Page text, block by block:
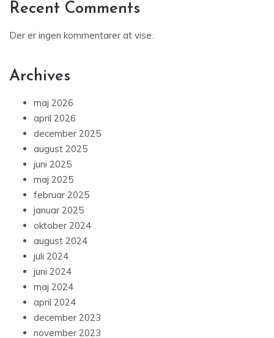
Recent Comments
Der er ingen kommentarer at vise.
Archives
maj 2026
april 2026
december 2025
august 2025
juni 2025
maj 2025
februar 2025
januar 2025
oktober 2024
august 2024
juli 2024
juni 2024
maj 2024
april 2024
december 2023
november 2023